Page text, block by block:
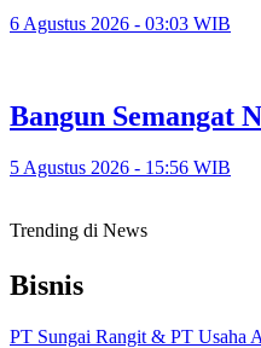
6 Agustus 2026 - 03:03 WIB
Bangun Semangat
5 Agustus 2026 - 15:56 WIB
Trending di News
Bisnis
PT Sungai Rangit & PT Usaha